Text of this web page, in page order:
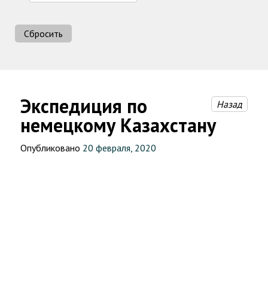
Экспедиция по
немецкому Казахстану
Назад
Опубликовано 20 февраля, 2020
Сбросить